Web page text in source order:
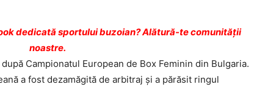
dedicată sportului buzoian? Alătură-te comunității
noastre.
Campionatul European de Box Feminin din Bulgaria.
a fost dezamăgită de arbitraj şi a părăsit ringul